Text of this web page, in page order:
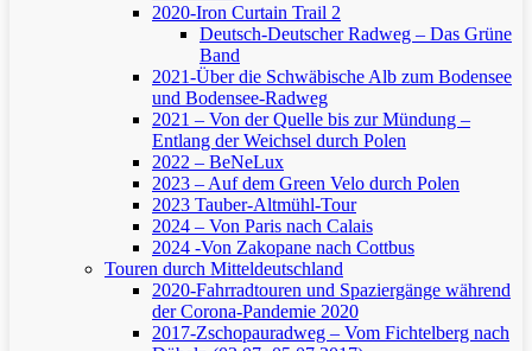
2020-Iron Curtain Trail 2
Deutsch-Deutscher Radweg – Das Grüne
Band
2021-Über die Schwäbische Alb zum Bodensee
und Bodensee-Radweg
2021 – Von der Quelle bis zur Mündung –
Entlang der Weichsel durch Polen
2022 – BeNeLux
2023 – Auf dem Green Velo durch Polen
2023 Tauber-Altmühl-Tour
2024 – Von Paris nach Calais
2024 -Von Zakopane nach Cottbus
Touren durch Mitteldeutschland
2020-Fahrradtouren und Spaziergänge während
der Corona-Pandemie 2020
2017-Zschopauradweg – Vom Fichtelberg nach